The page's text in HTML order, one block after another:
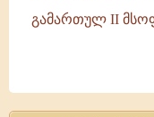
გამართულ II